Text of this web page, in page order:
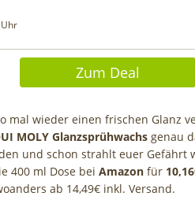
Zum Deal
mal wieder einen frischen Glanz
MOLY Glanzsprühwachs genau
und schon strahlt euer Gefährt
400 ml Dose bei Amazon für
ab 14,49€ inkl. Versand.